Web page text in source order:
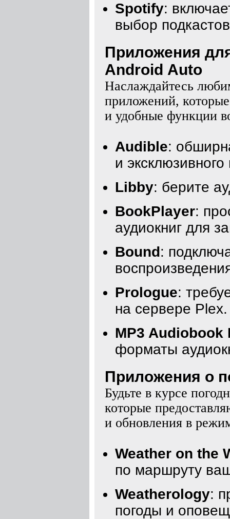
Spotify:
выбор
Приложения
Android Auto
Наслаждайтесь
приложений,
и удобные функции
Audible:
и эксклюзивного
Libby: берите
BookPlayer:
аудиокниг для
Bound:
Prologue:
на сервере Plex.
MP3 Audiobook
форматы
Приложения о
Будьте в курсе
которые
и обновления в
Weather on the
по маршруту
Weatherology:
погоды и